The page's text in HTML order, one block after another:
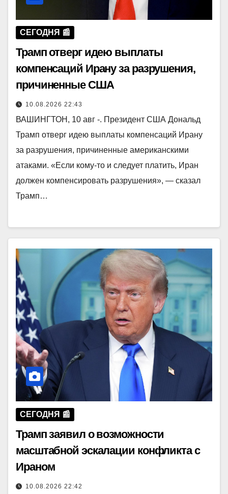
СЕГОДНЯ 📰
Трамп отверг идею выплаты
компенсаций Ирану за разрушения,
причиненные США
10.08.2026 22:43
ВАШИНГТОН, 10 авг -. Президент США Дональд
Трамп отверг идею выплаты компенсаций Ирану
за разрушения, причиненные американскими
атаками. «Если кому-то и следует платить, Иран
должен компенсировать разрушения», — сказал
Трамп…
СЕГОДНЯ 📰
Трамп заявил о возможности
масштабной эскалации конфликта с
Ираном
10.08.2026 22:42